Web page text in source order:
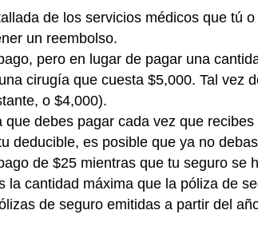
de los servicios médicos que tú
un reembolso.
pero en lugar de pagar una
cirugía que cuesta $5,000. Tal vez
o $4,000).
que debes pagar cada vez que
deducible, es posible que ya no
de $25 mientras que tu seguro se
la cantidad máxima que la póliza de
de seguro emitidas a partir del